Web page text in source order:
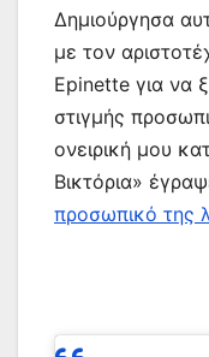
Δημιούργησα
με τον
Epinette για να
στιγμής
ονειρική μου
Βικτόρια»
προσωπικό της